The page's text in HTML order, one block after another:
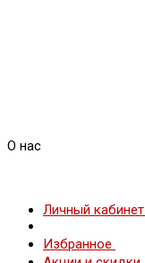
О нас
Личный кабинет
Избранное